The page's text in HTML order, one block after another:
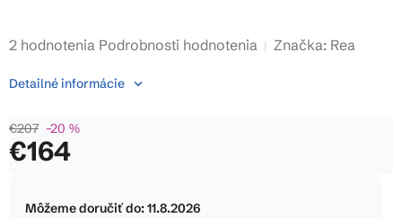
Priemerné
produktu
4,5
z
2 hodnotenia Podrobnosti hodnotenia Značka: Rea
€207 –20 %
€164
cena:
Môžeme doručiť do:11.8.2026
Detailné informácie